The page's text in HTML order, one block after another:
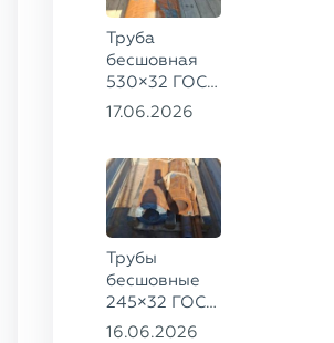
Труба
бесшовная
530×32 ГОСТ
8732-78, ст.
17.06.2026
Трубы
бесшовные
245×32 ГОСТ
8732-78, ст.
16.06.2026